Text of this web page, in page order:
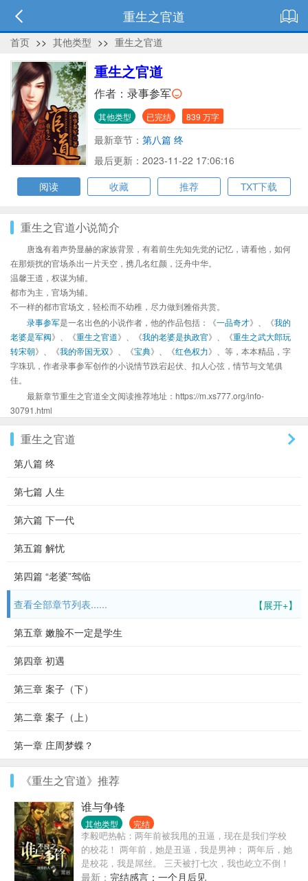
重生之官道
首页 >> 其他类型 >> 重生之官道
重生之官道
作者： 录事参军
其他类型 已完结 839 万字
最新章节： 第八篇 终
最后更新：2023-11-22 17:06:16
阅读
收藏 推荐 TXT下载
重生之官道小说简介
唐逸有着声势显赫的家族背景，有着前生先知先觉的记忆，请看他，如何
在那烦扰的官场杀出一片天空，携几名红颜，泛舟中华。
温馨王道，权谋为辅。
都市为主，官场为辅。
不一样的都市官场文，轻松而不幼稚，尽力做到雅俗共赏。
录事参军是一名出色的小说作者，他的作品包括：《一品奇才》、《我的
老婆是军阀》、《重生之官道》、《我的老婆是执政官》、《重生之武大郎玩
转宋朝》、《我的帝国无双》、《宝典》、《红色权力》、等，本本精品，字
字珠玑，作者录事参军创作的小说情节跌宕起伏、扣人心弦，情节与文笔俱
佳。
最新章节重生之官道全文阅读推荐地址：https://m.xs777.org/info-
30791.html
重生之官道
第八篇 终
第七篇 人生
第六篇 下一代
第五篇 解忧
第四篇 “老婆”驾临
【展开+】
查看全部章节列表......
第五章 嫩脸不一定是学生
第四章 初遇
第三章 案子（下）
第二章 案子（上）
第一章 庄周梦蝶？
《重生之官道》推荐
谁与争锋
其他类型 完结
李毅吧热帖：两年前被我甩的丑逼，现在是我们学校
的校花！ 两年前，她是丑逼，我是男神； 两年后，她
是校花，我是屌丝。 三天被打七次，我也屹立不倒！
“你看，我以前能保护你，现在也能保护你。”——左飞
最新： 完结感言：一个月后见